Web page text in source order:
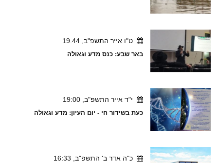
ט"ו אייר התשפ"ב, 19:44
באר שבע: כנס מדע וגאולה
י"ד אייר התשפ"ב, 19:00
כעת בשידור חי - יום העיון: מדע וגאולה
כ"ה אדר ב' התשפ"ב, 16:33